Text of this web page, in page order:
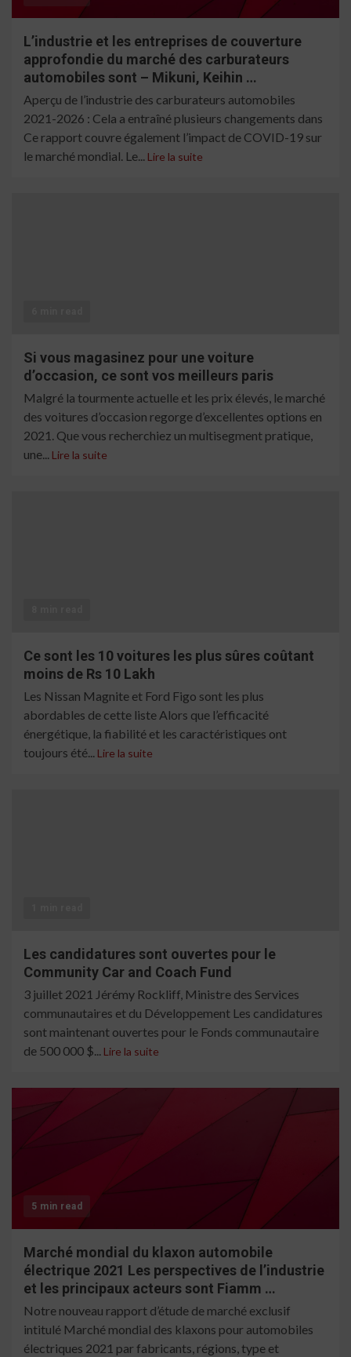
L’industrie et les entreprises de couverture
approfondie du marché des carburateurs
automobiles sont – Mikuni, Keihin …
Aperçu de l’industrie des carburateurs automobiles
2021-2026 : Cela a entraîné plusieurs changements dans
Ce rapport couvre également l’impact de COVID-19 sur
le marché mondial. Le... Lire la suite
Si vous magasinez pour une voiture
d’occasion, ce sont vos meilleurs paris
Malgré la tourmente actuelle et les prix élevés, le marché
des voitures d’occasion regorge d’excellentes options en
2021. Que vous recherchiez un multisegment pratique,
une... Lire la suite
Ce sont les 10 voitures les plus sûres coûtant
moins de Rs 10 Lakh
Les Nissan Magnite et Ford Figo sont les plus
abordables de cette liste Alors que l’efficacité
énergétique, la fiabilité et les caractéristiques ont
toujours été... Lire la suite
Les candidatures sont ouvertes pour le
Community Car and Coach Fund
3 juillet 2021 Jérémy Rockliff, Ministre des Services
communautaires et du Développement Les candidatures
sont maintenant ouvertes pour le Fonds communautaire
de 500 000 $... Lire la suite
5 min read
Marché mondial du klaxon automobile
électrique 2021 Les perspectives de l’industrie
et les principaux acteurs sont Fiamm …
Notre nouveau rapport d’étude de marché exclusif
intitulé Marché mondial des klaxons pour automobiles
électriques 2021 par fabricants, régions, type et